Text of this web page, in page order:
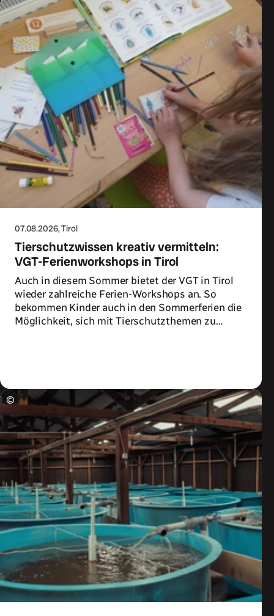
07.08.2026, Tirol
Tierschutzwissen kreativ vermitteln:
VGT-Ferienworkshops in Tirol
Auch in diesem Sommer bietet der VGT in Tirol
wieder zahlreiche Ferien-Workshops an. So
bekommen Kinder auch in den Sommerferien die
Möglichkeit, sich mit Tierschutzthemen zu
©